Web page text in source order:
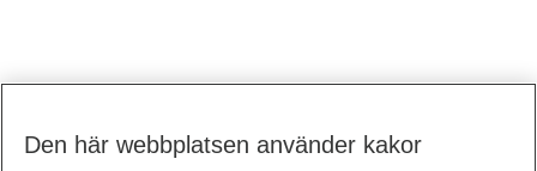
Den här webbplatsen använder kakor